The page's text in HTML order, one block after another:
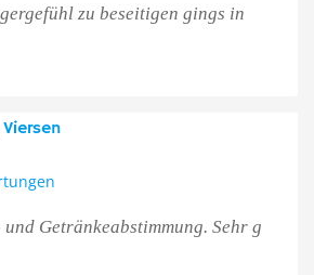
zu beseitigen gings in
Getränkeabstimmung. Sehr g